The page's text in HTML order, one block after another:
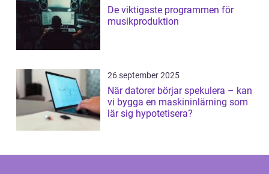
De viktigaste programmen för
musikproduktion
26 september 2025
När datorer börjar spekulera – kan
vi bygga en maskininlärning som
lär sig hypotetisera?